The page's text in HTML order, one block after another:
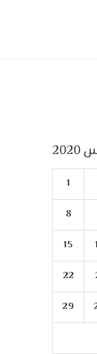
1
8
15
22
29